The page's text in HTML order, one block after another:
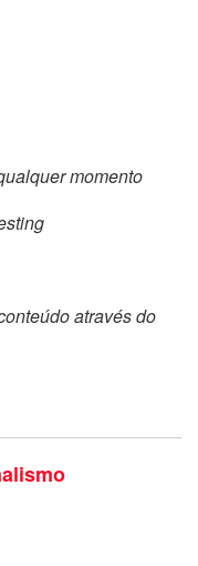
momento
através do